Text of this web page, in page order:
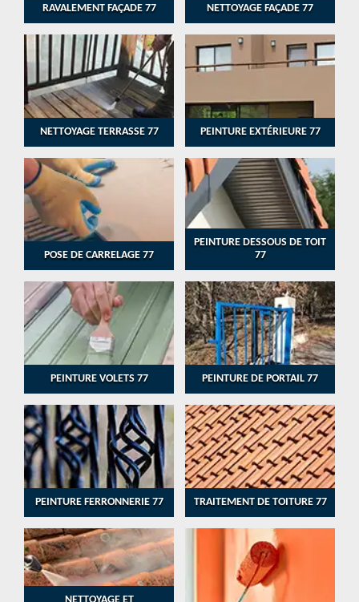
RAVALEMENT FAÇADE 77 NETTOYAGE FAÇADE 77
NETTOYAGE TERRASSE 77 PEINTURE EXTÉRIEURE 77
POSE DE CARRELAGE 77
PEINTURE DESSOUS DE TOIT
77
PEINTURE VOLETS 77 PEINTURE DE PORTAIL 77
PEINTURE FERRONNERIE 77 TRAITEMENT DE TOITURE 77